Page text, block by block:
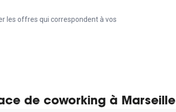
les offres qui correspondent à vos
de coworking à Marseille